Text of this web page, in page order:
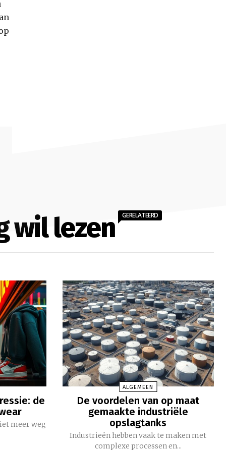
wil lezen GERELATEERD
de
meer weg
ALGEMEEN
De voordelen van op maat
gemaakte industriële
opslagtanks
Industrieën hebben vaak te maken met
complexe processen en...